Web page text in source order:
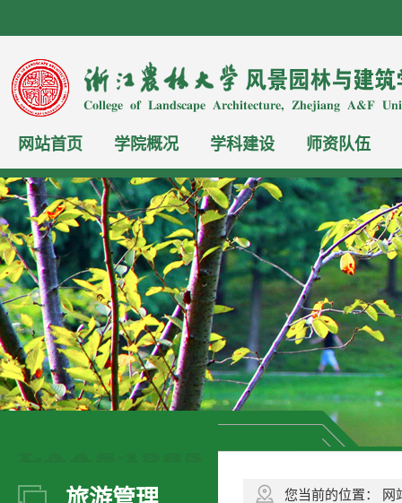
网站首页 学院概况 学科建设 师资队伍
您当前的位置： 网